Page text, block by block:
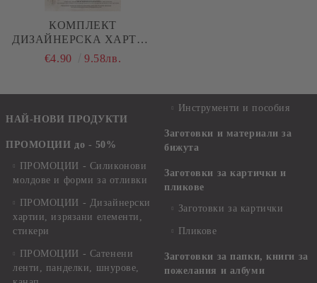
КОМПЛЕКТ
ДИЗАЙНЕРСКА ХАРТИЯ
- ROMANTIC BOHO - 6
€4.90 9.58лв.
НАЙ-НОВИ ПРОДУКТИ
ПРОМОЦИИ до - 50%
ПРОМОЦИИ - Силиконови
молдове и форми за отливки
ПРОМОЦИИ - Дизайнерски
хартии, изрязани елементи,
стикери
ПРОМОЦИИ - Сатенени
ленти, панделки, шнурове,
Инструменти и пособия
Заготовки и материали за
бижута
Заготовки за картички и
пликове
Заготовки за картички
Пликове
Заготовки за папки, книги за
пожелания и албуми